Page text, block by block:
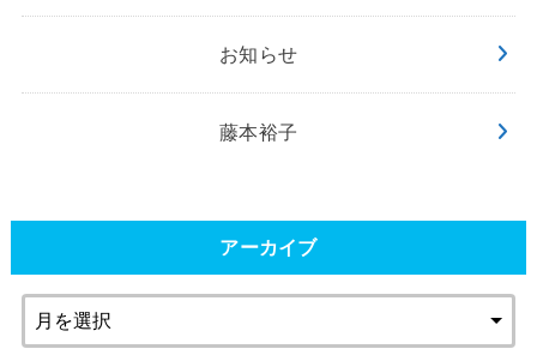
お知らせ
藤本裕子
アーカイブ